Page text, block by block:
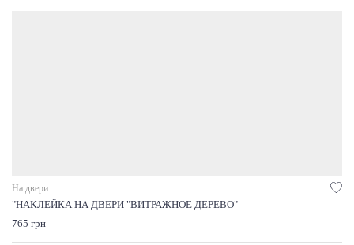
На двери
"НАКЛЕЙКА НА ДВЕРИ "ВИТРАЖНОЕ ДЕРЕВО"
765 грн